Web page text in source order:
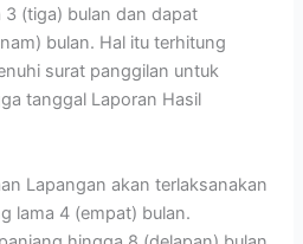
(tiga) bulan dan dapat
bulan. Hal itu terhitung
surat panggilan untuk
tanggal Laporan Hasil
Lapangan akan terlaksanakan
lama 4 (empat) bulan.